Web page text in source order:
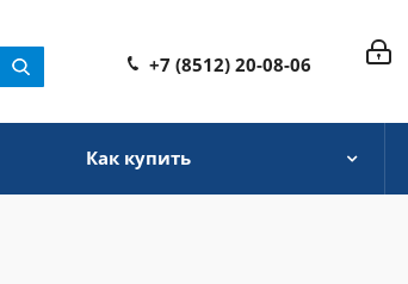
+7 (8512) 20-08-06
Как купить